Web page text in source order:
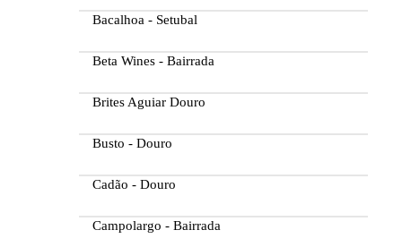
Bacalhoa - Setubal
Beta Wines - Bairrada
Brites Aguiar Douro
Busto - Douro
Cadão - Douro
Campolargo - Bairrada